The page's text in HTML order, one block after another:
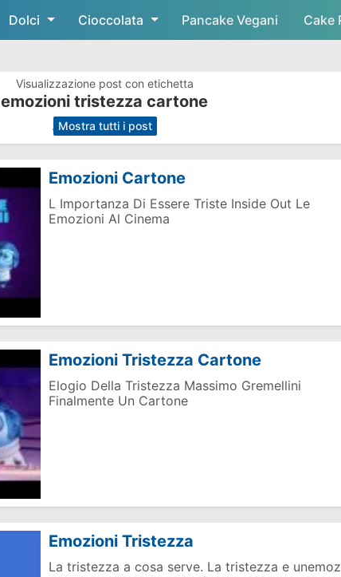
Skip to main content
Dolci Cioccolata Pancake Vegani Cake
Visualizzazione post con etichetta
emozioni tristezza cartone
. Mostra tutti i post
Emozioni Cartone
L Importanza Di Essere Triste Inside Out Le
Emozioni Al Cinema
Emozioni Tristezza Cartone
Elogio Della Tristezza Massimo Gremellini
Finalmente Un Cartone
Emozioni Tristezza
La tristezza a cosa serve. La tristezza e